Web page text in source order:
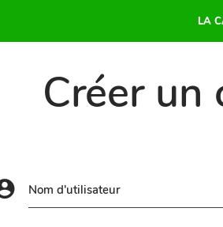
LA
Créer un
Nom d'utilisateur